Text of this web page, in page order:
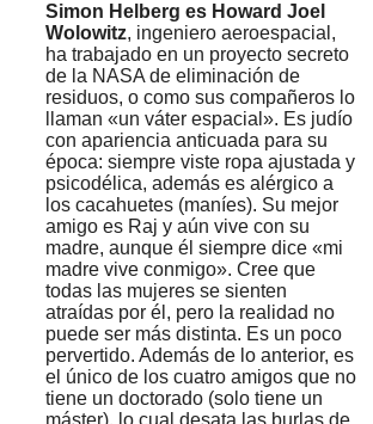
Simon Helberg es Howard Joel
Wolowitz, ingeniero aeroespacial,
ha trabajado en un proyecto secreto
de la NASA de eliminación de
residuos, o como sus compañeros lo
llaman «un váter espacial». Es judío
con apariencia anticuada para su
época: siempre viste ropa ajustada y
psicodélica, además es alérgico a
los cacahuetes (maníes). Su mejor
amigo es Raj y aún vive con su
madre, aunque él siempre dice «mi
madre vive conmigo». Cree que
todas las mujeres se sienten
atraídas por él, pero la realidad no
puede ser más distinta. Es un poco
pervertido. Además de lo anterior, es
el único de los cuatro amigos que no
tiene un doctorado (solo tiene un
máster), lo cual desata las burlas de